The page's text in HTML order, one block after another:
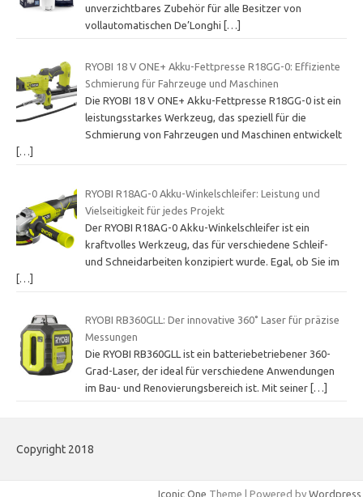
unverzichtbares Zubehör für alle Besitzer von
vollautomatischen De’Longhi […]
RYOBI 18 V ONE+ Akku-Fettpresse R18GG-0: Effiziente
Schmierung für Fahrzeuge und Maschinen
Die RYOBI 18 V ONE+ Akku-Fettpresse R18GG-0 ist ein
leistungsstarkes Werkzeug, das speziell für die
Schmierung von Fahrzeugen und Maschinen entwickelt
[…]
RYOBI R18AG-0 Akku-Winkelschleifer: Leistung und
Vielseitigkeit für jedes Projekt
Der RYOBI R18AG-0 Akku-Winkelschleifer ist ein
kraftvolles Werkzeug, das für verschiedene Schleif-
und Schneidarbeiten konzipiert wurde. Egal, ob Sie im
[…]
RYOBI RB360GLL: Der innovative 360˚ Laser für präzise
Messungen
Die RYOBI RB360GLL ist ein batteriebetriebener 360-
Grad-Laser, der ideal für verschiedene Anwendungen
im Bau- und Renovierungsbereich ist. Mit seiner […]
Copyright 2018
Iconic One Theme | Powered by Wordpress